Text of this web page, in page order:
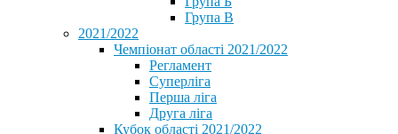
Група В
2021/2022
Чемпіонат області 2021/2022
Регламент
Суперліга
Перша ліга
Друга ліга
Кубок області 2021/2022